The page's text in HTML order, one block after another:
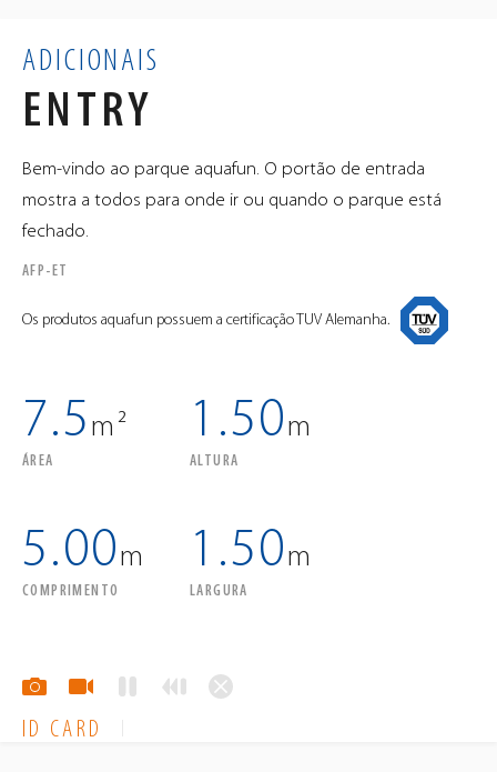
ADICIONAIS
ENTRY
Bem-vindo ao parque aquafun. O portão de entrada
mostra a todos para onde ir ou quando o parque está
fechado.
AFP-ET
Os produtos aquafun possuem a certificação TUV Alemanha.
7.5 m²
ÁREA
1.50m
ALTURA
5.00m
COMPRIMENTO
1.50m
LARGURA
ID CARD